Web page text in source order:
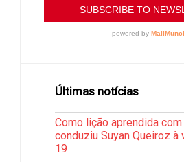
Últimas notícias
Como lição aprendida com
conduziu Suyan Queiroz
19